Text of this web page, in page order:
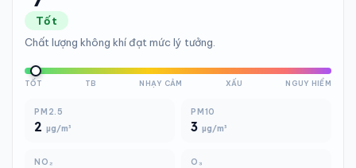
Tốt
Chất lượng không khí đạt mức lý tưởng.
TỐT TB NHẠY CẢM XẤU NGUY HIỂM
PM2.5
2 µg/m³
PM10
3 µg/m³
NO₂ O₃